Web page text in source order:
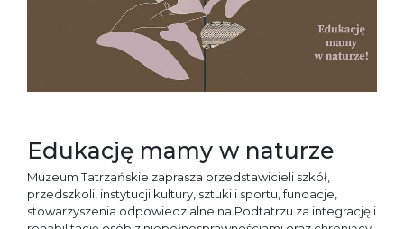
Edukację mamy w naturze
Muzeum Tatrzańskie zaprasza przedstawicieli szkół,
przedszkoli, instytucji kultury, sztuki i sportu, fundacje,
stowarzyszenia odpowiedzialne na Podtatrzu za integrację i